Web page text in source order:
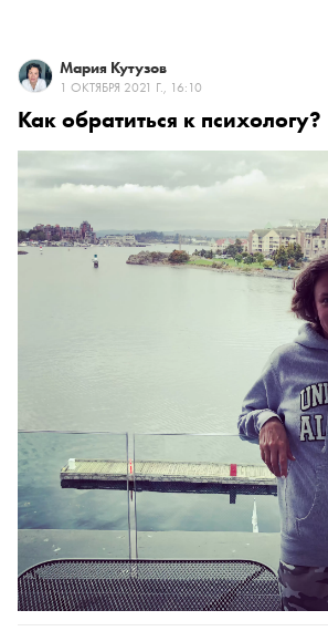
Мария Кутузов
1 ОКТЯБРЯ 2021 Г., 16:10
Как обратиться к психологу?